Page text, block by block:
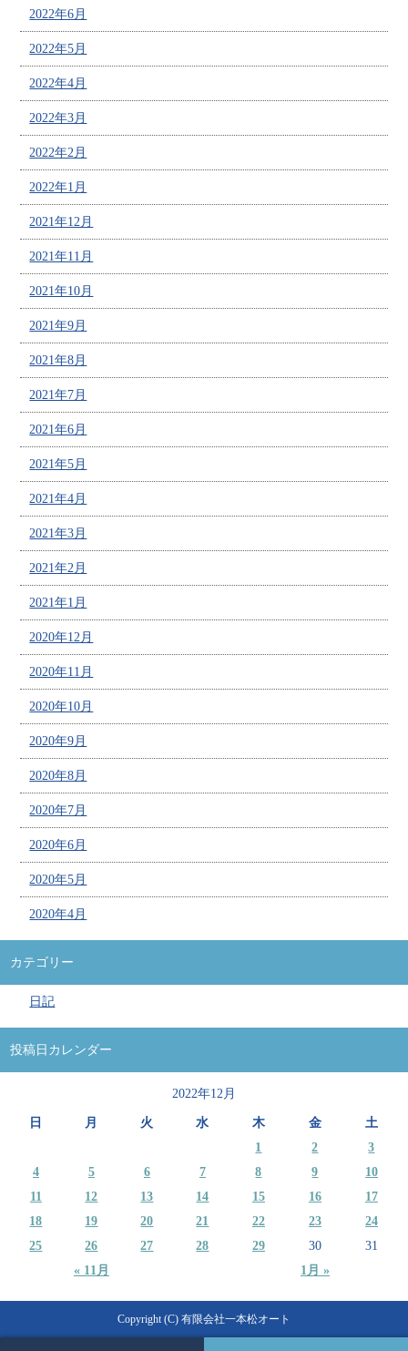
2022年6月
2022年5月
2022年4月
2022年3月
2022年2月
2022年1月
2021年12月
2021年11月
2021年10月
2021年9月
2021年8月
2021年7月
2021年6月
2021年5月
2021年4月
2021年3月
2021年2月
2021年1月
2020年12月
2020年11月
2020年10月
2020年9月
2020年8月
2020年7月
2020年6月
2020年5月
2020年4月
カテゴリー
日記
投稿日カレンダー
2022年12月
日 月 火 水 木 金 土
« 11月 1月 »
1 2
3
4
5 6 7 8 9
10
11
12 13 14 15 16
17
18
19 20 21 22 23
24
25
26 27 28 29 30 31
Copyright (C) 有限会社一本松オート